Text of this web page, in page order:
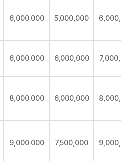
6,000,000 5,000,000
6,000,000 6,000,000
8,000,000 6,000,000
9,000,000 7,500,000